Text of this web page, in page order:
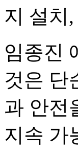
지 설치
임종진
것은 단
과 안전
지속 가